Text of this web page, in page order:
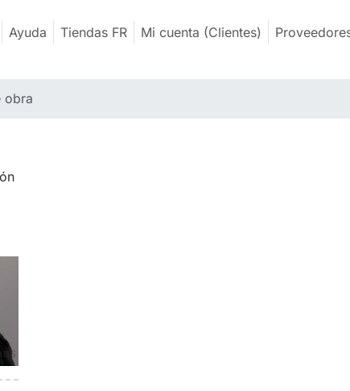
Ayuda Tiendas FR Mi cuenta (Clientes)
obra